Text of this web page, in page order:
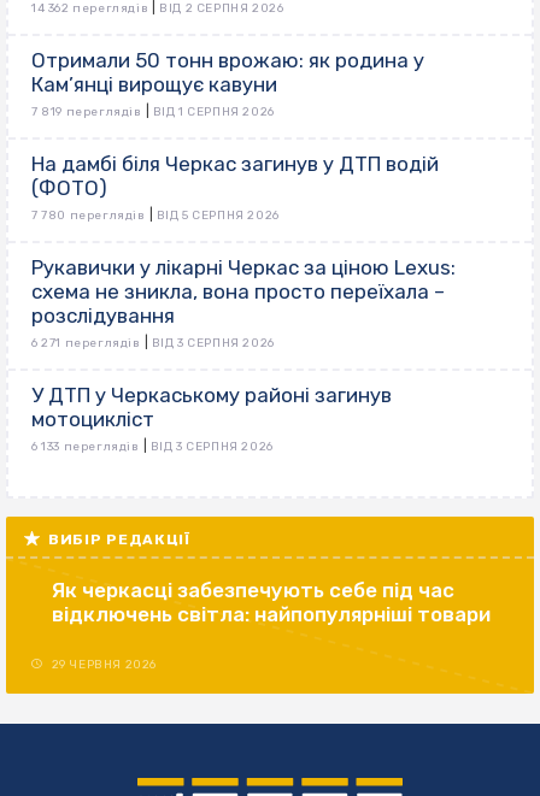
14 362 переглядів ВІД 2 СЕРПНЯ 2026
Отримали 50 тонн врожаю: як родина у
Кам’янці вирощує кавуни
7 819 переглядів ВІД 1 СЕРПНЯ 2026
На дамбі біля Черкас загинув у ДТП водій
(ФОТО)
7 780 переглядів ВІД 5 СЕРПНЯ 2026
Рукавички у лікарні Черкас за ціною Lexus:
схема не зникла, вона просто переїхала –
розслідування
6 271 переглядів ВІД 3 СЕРПНЯ 2026
У ДТП у Черкаському районі загинув
мотоцикліст
6 133 переглядів ВІД 3 СЕРПНЯ 2026
ВИБІР РЕДАКЦІЇ
Як черкасці забезпечують себе під час
відключень світла: найпопулярніші товари
29 ЧЕРВНЯ 2026